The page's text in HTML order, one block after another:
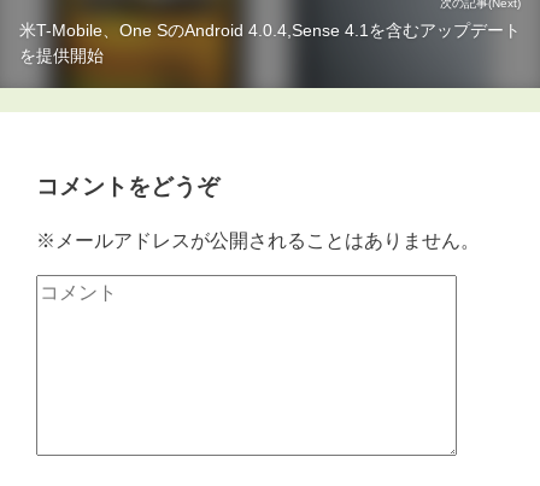
次の記事(Next)
米T-Mobile、One SのAndroid 4.0.4,Sense 4.1を含むアップデート
を提供開始
コメントをどうぞ
※メールアドレスが公開されることはありません。